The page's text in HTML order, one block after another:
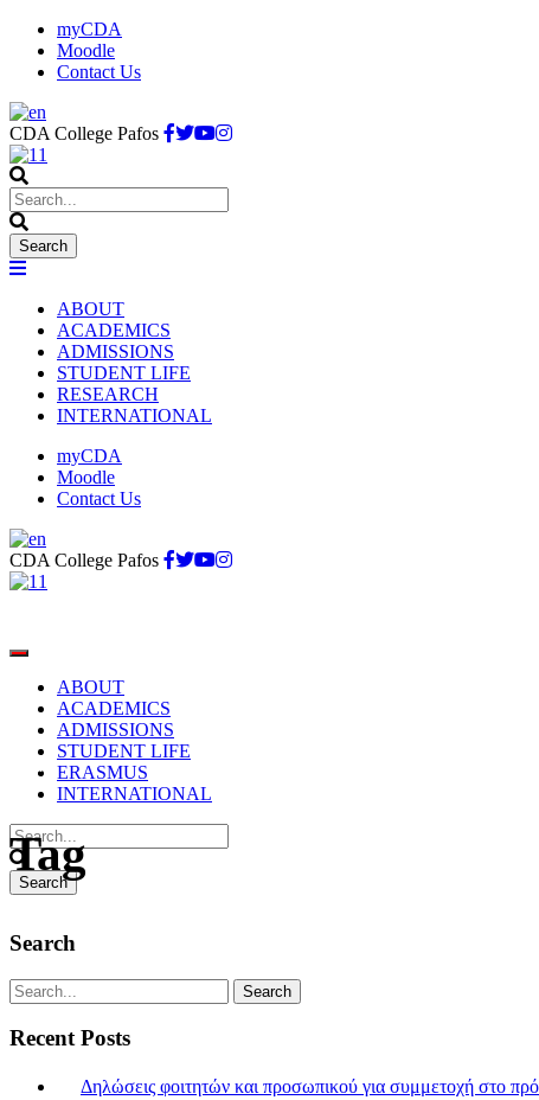
myCDA
Moodle
Contact Us
CDA College Pafos
ABOUT
ACADEMICS
ADMISSIONS
STUDENT LIFE
RESEARCH
INTERNATIONAL
myCDA
Moodle
Contact Us
CDA College Pafos
ABOUT
ACADEMICS
ADMISSIONS
STUDENT LIFE
ERASMUS
INTERNATIONAL
Tag
Search
Recent Posts
Δηλώσεις φοιτητών και προσωπικού για συμμετοχή στο